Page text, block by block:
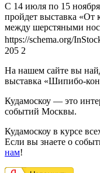
С 14 июля по 15
пройдет выставка «От
между шерстяными
https://schema.org/
205 2
На нашем сайте вы
выставка «Шипибо-
Кудамоскоу — это
событий Москвы.
Кудамоскоу в курсе
Если вы знаете о
нам!